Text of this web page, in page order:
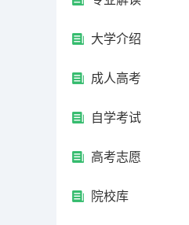
大学介绍
成人高考
自学考试
高考志愿
院校库